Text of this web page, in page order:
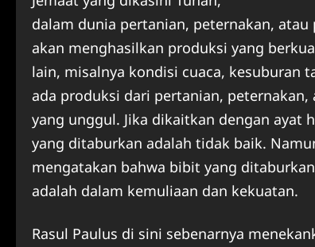
dalam dunia pertanian, peternakan,
akan menghasilkan produksi yang
lain, misalnya kondisi cuaca, kesuburan
ada produksi dari pertanian,
yang unggul. Jika dikaitkan dengan
yang ditaburkan adalah tidak baik.
mengatakan bahwa bibit yang
adalah dalam kemuliaan dan kekuatan.
Rasul Paulus di sini sebenarnya